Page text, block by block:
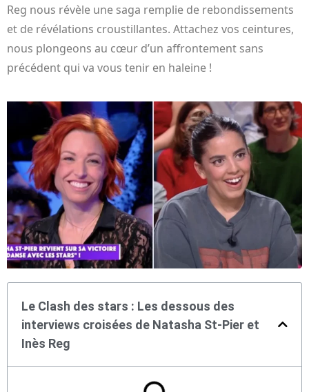
Reg nous révèle une saga remplie de rebondissements
et de révélations croustillantes. Attachez vos ceintures,
nous plongeons au cœur d’un affrontement sans
précédent qui va vous tenir en haleine !
Le Clash des stars : Les dessous des
interviews croisées de Natasha St-Pier et
Inès Reg